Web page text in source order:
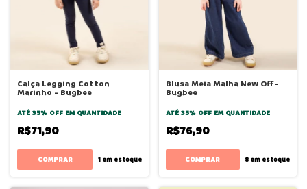
Calça Legging Cotton
Marinho - Bugbee
ATÉ 35% OFF EM QUANTIDADE
R$71,90
COMPRAR 1em estoque
Blusa Meia Malha New Off-
Bugbee
ATÉ 35% OFF EM QUANTIDADE
R$76,90
COMPRAR 8 em estoque